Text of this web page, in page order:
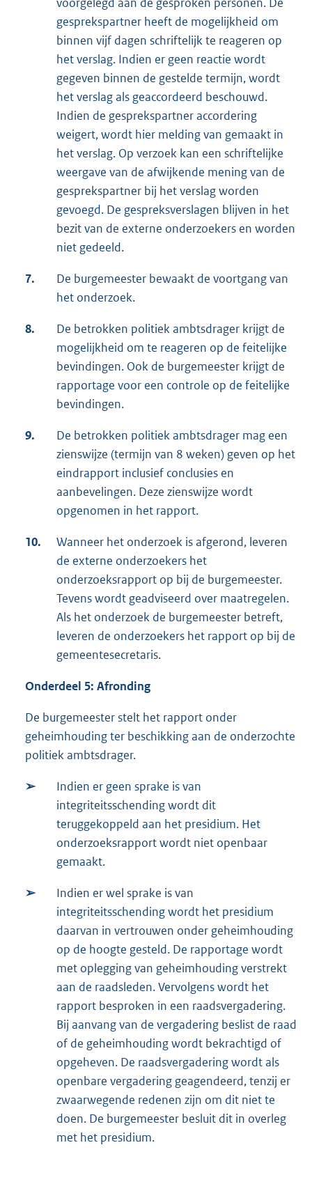
voorgelegd aan de gesproken personen. De
gesprekspartner heeft de mogelijkheid om
binnen vijf dagen schriftelijk te reageren op
het verslag. Indien er geen reactie wordt
gegeven binnen de gestelde termijn, wordt
het verslag als geaccordeerd beschouwd.
Indien de gesprekspartner accordering
weigert, wordt hier melding van gemaakt in
het verslag. Op verzoek kan een schriftelijke
weergave van de afwijkende mening van de
gesprekspartner bij het verslag worden
gevoegd. De gespreksverslagen blijven in het
bezit van de externe onderzoekers en worden
niet gedeeld.
7.
De burgemeester bewaakt de voortgang van
het onderzoek.
8.
De betrokken politiek ambtsdrager krijgt de
mogelijkheid om te reageren op de feitelijke
bevindingen. Ook de burgemeester krijgt de
rapportage voor een controle op de feitelijke
bevindingen.
9.
De betrokken politiek ambtsdrager mag een
zienswijze (termijn van 8 weken) geven op het
eindrapport inclusief conclusies en
aanbevelingen. Deze zienswijze wordt
opgenomen in het rapport.
10.
Wanneer het onderzoek is afgerond, leveren
de externe onderzoekers het
onderzoeksrapport op bij de burgemeester.
Tevens wordt geadviseerd over maatregelen.
Als het onderzoek de burgemeester betreft,
leveren de onderzoekers het rapport op bij de
gemeentesecretaris.
Onderdeel 5: Afronding
De burgemeester stelt het rapport onder
geheimhouding ter beschikking aan de onderzochte
politiek ambtsdrager.
➢
Indien er geen sprake is van
integriteitsschending wordt dit
teruggekoppeld aan het presidium. Het
onderzoeksrapport wordt niet openbaar
gemaakt.
➢
Indien er wel sprake is van
integriteitsschending wordt het presidium
daarvan in vertrouwen onder geheimhouding
op de hoogte gesteld. De rapportage wordt
met oplegging van geheimhouding verstrekt
aan de raadsleden. Vervolgens wordt het
rapport besproken in een raadsvergadering.
Bij aanvang van de vergadering beslist de raad
of de geheimhouding wordt bekrachtigd of
opgeheven. De raadsvergadering wordt als
openbare vergadering geagendeerd, tenzij er
zwaarwegende redenen zijn om dit niet te
doen. De burgemeester besluit dit in overleg
met het presidium.